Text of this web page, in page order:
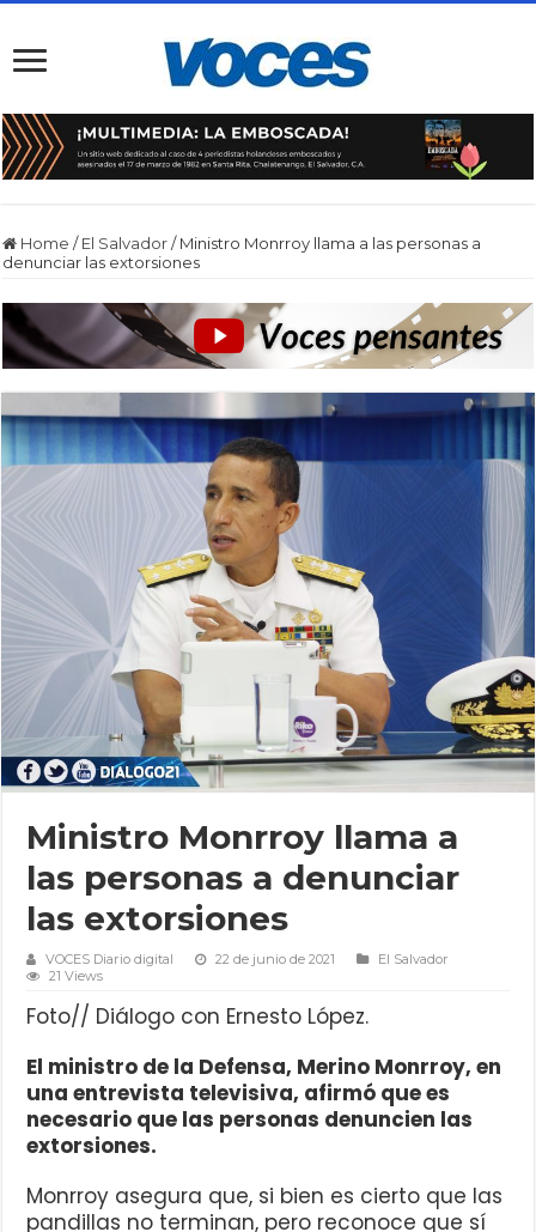
Home / El Salvador / Ministro Monrroy llama a las personas a
denunciar las extorsiones
Ministro Monrroy llama a
las personas a denunciar
las extorsiones
VOCES Diario digital 22 de junio de 2021
El Salvador
21 Views
Foto// Diálogo con Ernesto López.
El ministro de la Defensa, Merino Monrroy, en
una entrevista televisiva, afirmó que es
necesario que las personas denuncien las
extorsiones.
Monrroy asegura que, si bien es cierto que las
pandillas no terminan, pero reconoce que sí